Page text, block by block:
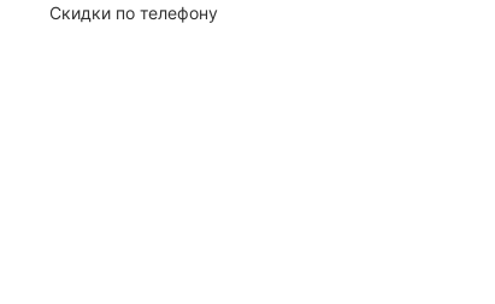
Скидки по телефону